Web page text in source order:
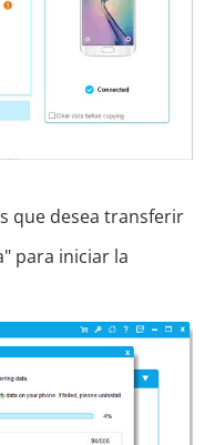
que desea transferir
para iniciar la